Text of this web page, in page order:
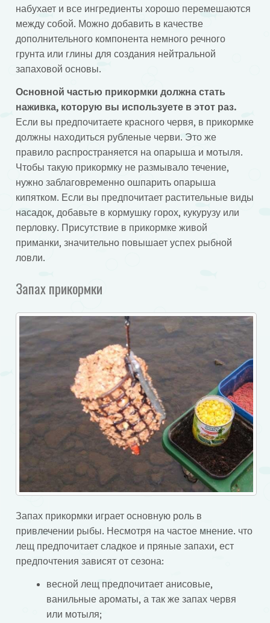
набухает и все ингредиенты хорошо перемешаются
между собой. Можно добавить в качестве
дополнительного компонента немного речного
грунта или глины для создания нейтральной
запаховой основы.
Основной частью прикормки должна стать
наживка, которую вы используете в этот раз.
Если вы предпочитаете красного червя, в прикормке
должны находиться рубленые черви. Это же
правило распространяется на опарыша и мотыля.
Чтобы такую прикормку не размывало течение,
нужно заблаговременно ошпарить опарыша
кипятком. Если вы предпочитает растительные виды
насадок, добавьте в кормушку горох, кукурузу или
перловку. Присутствие в прикормке живой
приманки, значительно повышает успех рыбной
ловли.
Запах прикормки
Запах прикормки играет основную роль в
привлечении рыбы. Несмотря на частое мнение. что
лещ предпочитает сладкое и пряные запахи, ест
предпочтения зависят от сезона:
весной лещ предпочитает анисовые,
ванильные ароматы, а так же запах червя
или мотыля;